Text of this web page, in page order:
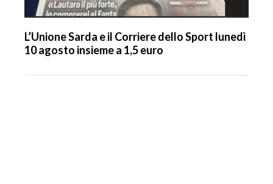
L’Unione Sarda e il Corriere dello Sport lunedì
10 agosto insieme a 1,5 euro